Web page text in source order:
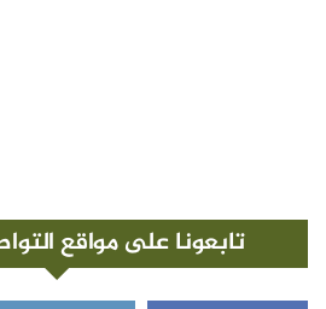
تابعونا على مواقع